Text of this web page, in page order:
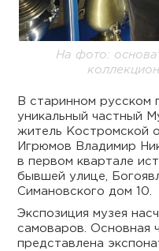
На фото:
В старинном русском
уникальный частный
житель Костромской
Игрюмов Владимир
в первом квартале
бывшей улице,
Симановского дом 10.
Экспозиция музея
самоваров. Основная
представлена